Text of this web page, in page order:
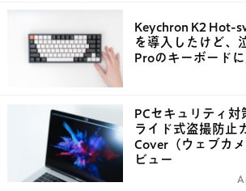
Keychron K2 Hot-
を導入したけど、
Proのキーボードに
PCセキュリティ対
ライド式盗撮防止
Cover（ウェブカ
ビュー